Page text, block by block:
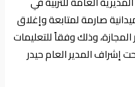
صارمة لمتابعة وإغلاق
وذلك وفقاً للتعليمات
إشراف المدير العام حيدر